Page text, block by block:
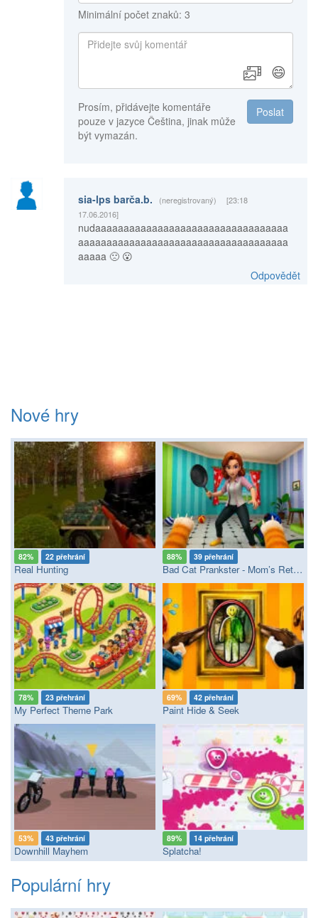
Minimální počet znaků: 3
😄
Poslat
Prosím, přidávejte komentáře
pouze v jazyce Čeština, jinak může
být vymazán.
sia-lps barča.b. (neregistrovaný)
[23:18
17.06.2016]
nudaaaaaaaaaaaaaaaaaaaaaaaaaaaaaaaaaa
aaaaaaaaaaaaaaaaaaaaaaaaaaaaaaaaaaaaa
aaaaa 🙁 😮
Odpovědět
Nové hry
82% 22 přehrání
Real Hunting
88% 39 přehrání
Bad Cat Prankster - Mom’s Return
78% 23 přehrání
My Perfect Theme Park
69% 42 přehrání
Paint Hide & Seek
53% 43 přehrání
Downhill Mayhem
89% 14 přehrání
Splatcha!
Populární hry